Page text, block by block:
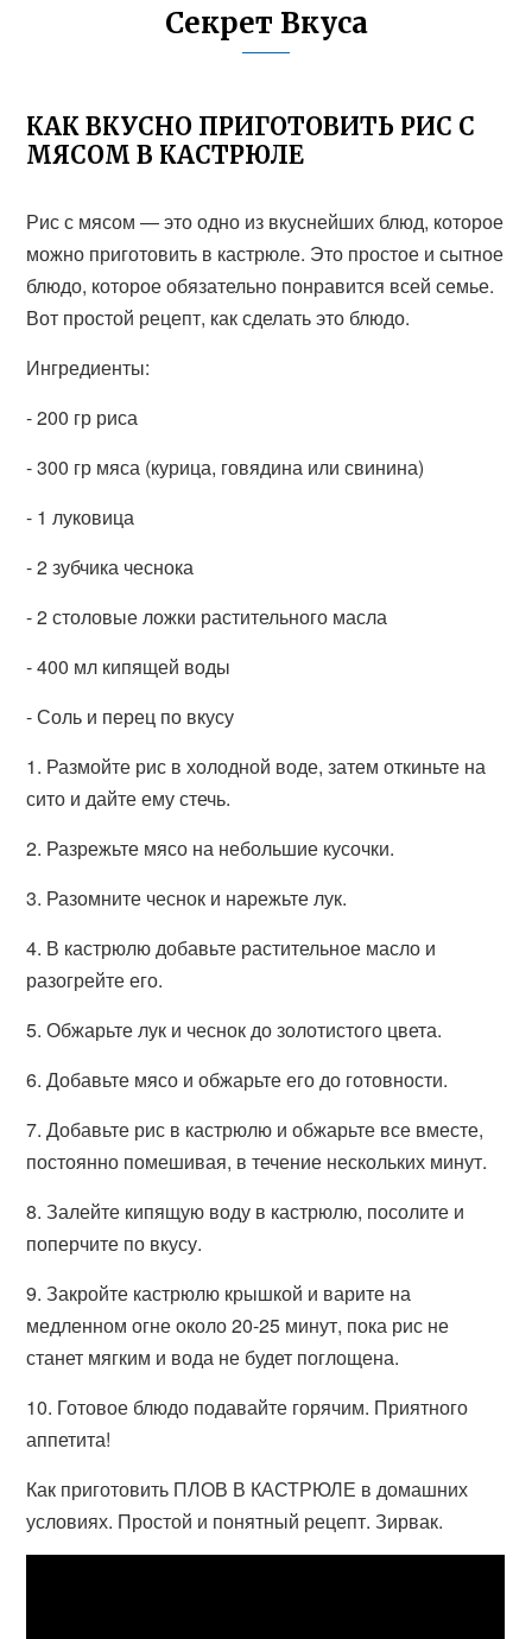
Секрет Вкуса
КАК ВКУСНО ПРИГОТОВИТЬ РИС С
МЯСОМ В КАСТРЮЛЕ
Рис с мясом — это одно из вкуснейших блюд, которое
можно приготовить в кастрюле. Это простое и сытное
блюдо, которое обязательно понравится всей семье.
Вот простой рецепт, как сделать это блюдо.
Ингредиенты:
- 200 гр риса
- 300 гр мяса (курица, говядина или свинина)
- 1 луковица
- 2 зубчика чеснока
- 2 столовые ложки растительного масла
- 400 мл кипящей воды
- Соль и перец по вкусу
1. Размойте рис в холодной воде, затем откиньте на
сито и дайте ему стечь.
2. Разрежьте мясо на небольшие кусочки.
3. Разомните чеснок и нарежьте лук.
4. В кастрюлю добавьте растительное масло и
разогрейте его.
5. Обжарьте лук и чеснок до золотистого цвета.
6. Добавьте мясо и обжарьте его до готовности.
7. Добавьте рис в кастрюлю и обжарьте все вместе,
постоянно помешивая, в течение нескольких минут.
8. Залейте кипящую воду в кастрюлю, посолите и
поперчите по вкусу.
9. Закройте кастрюлю крышкой и варите на
медленном огне около 20-25 минут, пока рис не
станет мягким и вода не будет поглощена.
10. Готовое блюдо подавайте горячим. Приятного
аппетита!
Как приготовить ПЛОВ В КАСТРЮЛЕ в домашних
условиях. Простой и понятный рецепт. Зирвак.